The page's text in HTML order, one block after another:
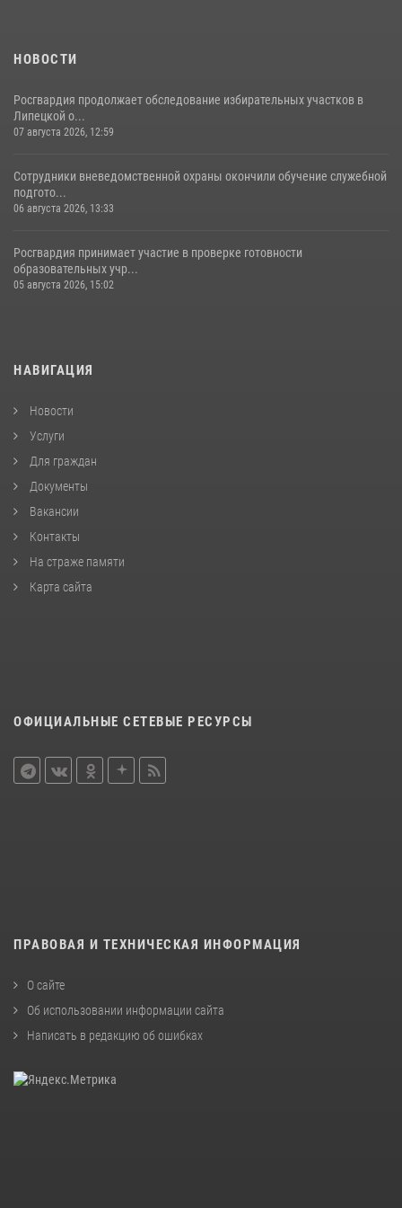
НОВОСТИ
Росгвардия продолжает обследование избирательных участков в
Липецкой о...
07 августа 2026, 12:59
Сотрудники вневедомственной охраны окончили обучение служебной
подгото...
06 августа 2026, 13:33
Росгвардия принимает участие в проверке готовности
образовательных учр...
05 августа 2026, 15:02
НАВИГАЦИЯ
Новости
Услуги
Для граждан
Документы
Вакансии
Контакты
На страже памяти
Карта сайта
ОФИЦИАЛЬНЫЕ СЕТЕВЫЕ РЕСУРСЫ
ПРАВОВАЯ И ТЕХНИЧЕСКАЯ ИНФОРМАЦИЯ
О сайте
Об использовании информации сайта
Написать в редакцию об ошибках